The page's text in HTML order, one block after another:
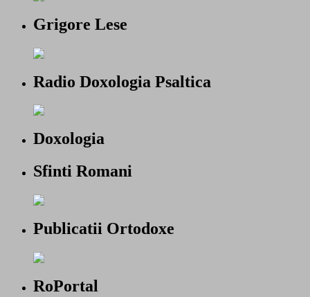
Grigore Lese
Radio Doxologia Psaltica
Doxologia
Sfinti Romani
Publicatii Ortodoxe
RoPortal